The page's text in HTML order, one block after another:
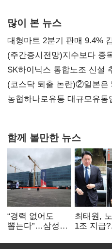
많이 본 뉴스
대형마트 2분기 판매 9.4%
(주간증시전망)지수보다 종
SK하이닉스 통합노조 신설
불만 확산
(코스닥 퇴출 논란)②일본은
당장 퇴출?…시간만으론 부
농협하나로유통 대규모유
함께 볼만한 뉴스
“경력 없어도
뽑는다”…삼성
반도체 인재
최태원,
1조 지급